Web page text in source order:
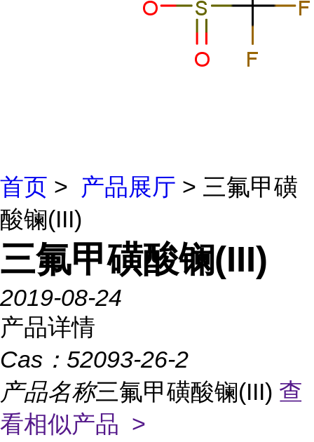
首页 > 产品展厅 > 三氟甲磺
酸镧(III)
三氟甲磺酸镧(III)
2019-08-24
产品详情
Cas： 52093-26-2
产品名称三氟甲磺酸镧(III) 查
看相似产品 >